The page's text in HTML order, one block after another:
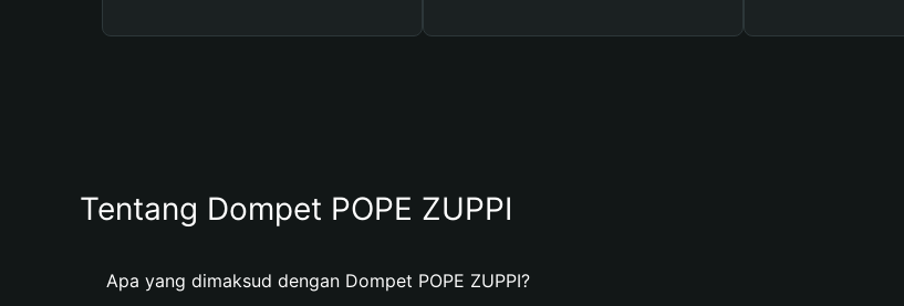
Tentang Dompet POPE ZUPPI
Apa yang dimaksud dengan Dompet POPE ZUPPI?